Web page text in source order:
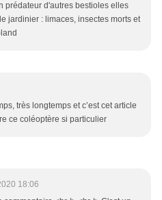
prédateur d'autres bestioles elles
jardinier : limaces, insectes morts et
très longtemps et c’est cet article
ce coléoptère si particulier
18:06